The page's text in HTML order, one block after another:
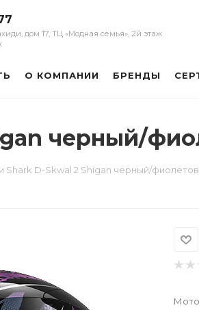
дом 17, ТЦ «Модная семья», 2й этаж
О КОМПАНИИ БРЕНДЫ
черный/
D-Skwal 2 Shigan черный/